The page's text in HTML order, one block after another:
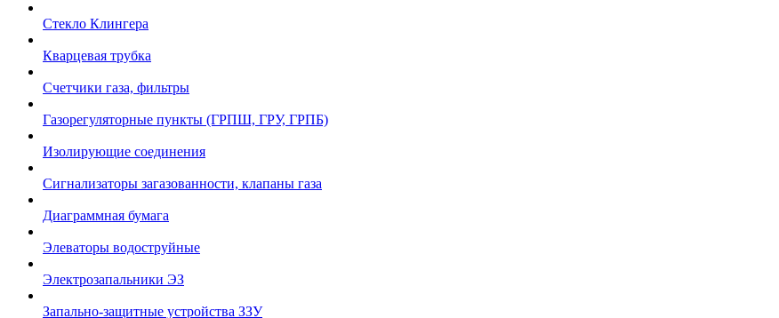
Стекло Клингера
Кварцевая трубка
Счетчики газа, фильтры
Газорегуляторные пункты (ГРПШ, ГРУ, ГРПБ)
Изолирующие соединения
Сигнализаторы загазованности, клапаны газа
Диаграммная бумага
Элеваторы водоструйные
Электрозапальники ЭЗ
Запально-защитные устройства ЗЗУ